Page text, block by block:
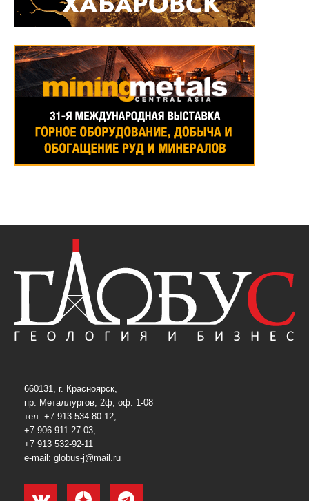
660131, г. Красноярск,
пр. Металлургов, 2ф, оф. 1-08
тел. +7 913 534-80-12,
+7 906 911-27-03,
+7 913 532-92-11
e-mail: globus-j@mail.ru